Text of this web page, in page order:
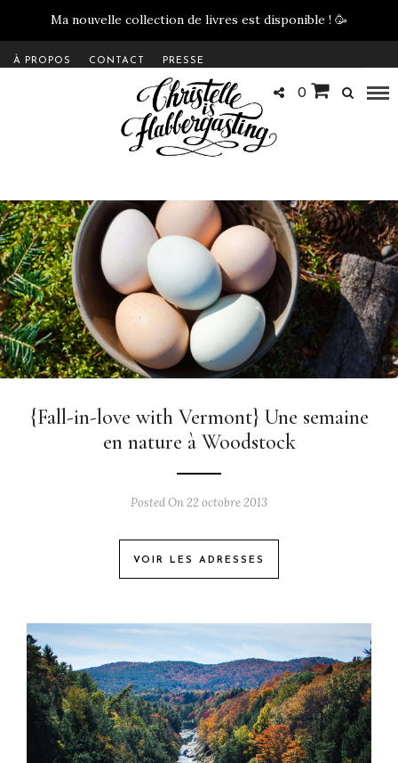
Ma nouvelle collection de livres est disponible ! 🥳
À PROPOS CONTACT PRESSE
0
{Fall-in-love with Vermont} Une semaine
en nature à Woodstock
Posted On 22 octobre 2013
VOIR LES ADRESSES